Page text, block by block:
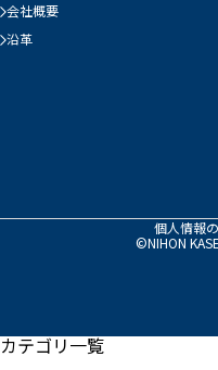
会社概要
沿革
個人情報
©NIHON
カテゴリ一覧